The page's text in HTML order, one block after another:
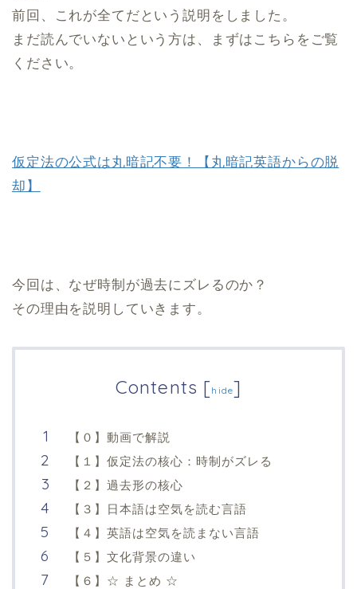
前回、これが全てだという説明をしました。
まだ読んでいないという方は、まずはこちらをご覧
ください。
仮定法の公式は丸暗記不要！【丸暗記英語からの脱
却】
今回は、なぜ時制が過去にズレるのか？
その理由を説明していきます。
Contents [hide]
【０】動画で解説
【１】仮定法の核心：時制がズレる
【２】過去形の核心
【３】日本語は空気を読む言語
【４】英語は空気を読まない言語
【５】文化背景の違い
【６】☆ まとめ ☆